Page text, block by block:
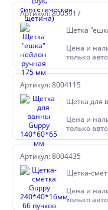
Артикул: 8005917
Щетка
Цена и
только
Артикул: 8004115
Щетка для
Цена и
только
Артикул: 8004435
Щетка-
Цена и
только